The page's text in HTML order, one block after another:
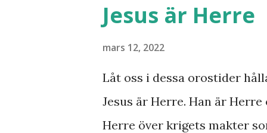
bryta ut någon koppling till
svar utan att kunna
Finnmarksprofeten och
syner och uppenbarelser
Han dog 1928.
Jesus är Herre
mars 12, 2022
Låt oss i dessa orostider
Jesus är Herre. Han är
Herre över krigets makter